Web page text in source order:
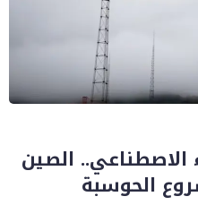
الاصطناعي.. الصين
الحوسبة